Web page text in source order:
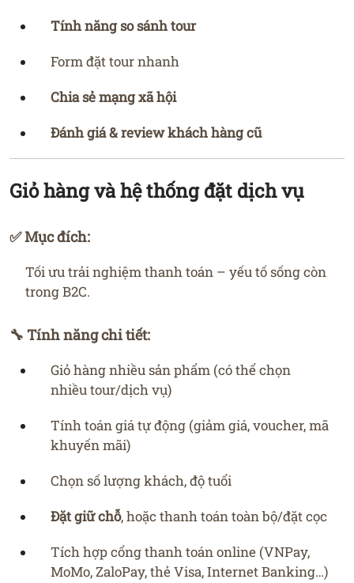
Tính năng so sánh tour
Form đặt tour nhanh
Chia sẻ mạng xã hội
Đánh giá & review khách hàng cũ
Giỏ hàng và hệ thống đặt dịch vụ
✅ Mục đích:
Tối ưu trải nghiệm thanh toán – yếu tố sống còn
trong B2C.
🔧 Tính năng chi tiết:
Giỏ hàng nhiều sản phẩm (có thể chọn
nhiều tour/dịch vụ)
Tính toán giá tự động (giảm giá, voucher, mã
khuyến mãi)
Chọn số lượng khách, độ tuổi
Đặt giữ chỗ, hoặc thanh toán toàn bộ/đặt cọc
Tích hợp cổng thanh toán online (VNPay,
MoMo, ZaloPay, thẻ Visa, Internet Banking…)